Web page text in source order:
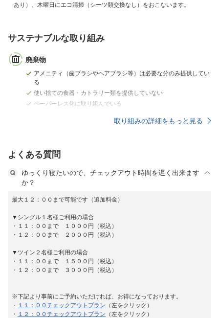
あり）、木曜日にエコ清掃（シーツ類交換なし）をおこないます。
サステナブルな取り組み
廃棄物
アメニティ（歯ブラシやヘアブラシ等）は必要な分のみ提供してい
る
使い捨ての食器・カトラリー類を提供していない
ペーパーレス化に取り組んでいる
取り組みの詳細をもっと見る
よくある質問
ゆっくり寝たいので、チェックアウト時間を遅く出来ます
か？
最大１２：００まで可能です（追加料金）
▼シングル１名様ご利用の場合
・１１：００まで １０００円（税込）
・１２：００まで ２０００円（税込）
▼ツイン２名様ご利用の場合
・１１：００まで １５００円（税込）
・１２：００まで ３０００円（税込）
※下記より事前にご予約いただければ、お得になっております。
・ １１：００チェックアウトプラン （左をクリック）
・ １２：００チェックアウトプラン （左をクリック）